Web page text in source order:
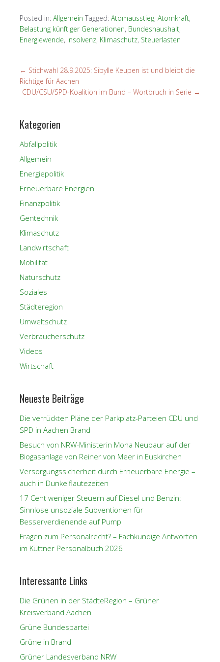
Posted in: Allgemein Tagged: Atomausstieg, Atomkraft,
Belastung künftiger Generationen, Bundeshaushalt,
Energiewende, Insolvenz, Klimaschutz, Steuerlasten
← Stichwahl 28.9.2025: Sibylle Keupen ist und bleibt die
Richtige für Aachen
CDU/CSU/SPD-Koalition im Bund – Wortbruch in Serie →
Kategorien
Abfallpolitik
Allgemein
Energiepolitik
Erneuerbare Energien
Finanzpolitik
Gentechnik
Klimaschutz
Landwirtschaft
Mobilität
Naturschutz
Soziales
Städteregion
Umweltschutz
Verbraucherschutz
Videos
Wirtschaft
Neueste Beiträge
Die verrückten Pläne der Parkplatz-Parteien CDU und
SPD in Aachen Brand
Besuch von NRW-Ministerin Mona Neubaur auf der
Biogasanlage von Reiner von Meer in Euskirchen
Versorgungssicherheit durch Erneuerbare Energie –
auch in Dunkelflautezeiten
17 Cent weniger Steuern auf Diesel und Benzin:
Sinnlose unsoziale Subventionen für
Besserverdienende auf Pump
Fragen zum Personalrecht? – Fachkundige Antworten
im Küttner Personalbuch 2026
Interessante Links
Die Grünen in der StädteRegion – Grüner
Kreisverband Aachen
Grüne Bundespartei
Grüne in Brand
Grüner Landesverband NRW